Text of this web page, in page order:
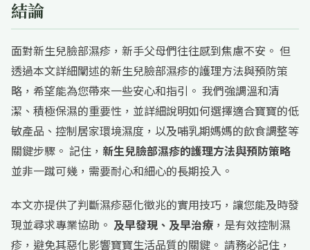
結論
面對新生兒臉部濕疹，新手父母們往往感到焦慮不安。 但
透過本文詳細闡述的新生兒臉部濕疹的護理方法與預防策
略，希望能為您帶來一些安心和指引。 我們強調溫和清
潔、積極保濕的重要性，並詳細說明如何選擇適合寶寶的低
敏產品、控制居家環境濕度，以及哺乳期媽媽的飲食調整等
關鍵步驟。 記住， 新生兒臉部濕疹的護理方法與預防策略
並非一蹴可幾，需要耐心和細心的長期投入。
本文亦提供了判斷濕疹惡化徵兆的實用技巧，讓您能及時發
現並尋求專業協助。 及早發現、及早治療 ，是有效控制濕
疹，避免其惡化影響寶寶生活品質的關鍵。 請務必記住，